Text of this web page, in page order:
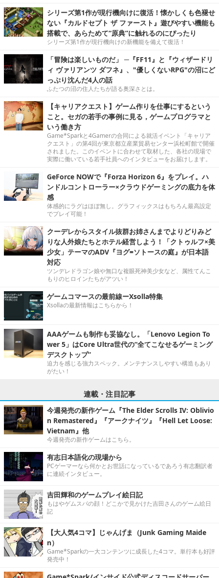
シリーズ第1作が現行機向けに復活！懐かしくも色褪せ
ない『カルドセプト ザ ファースト』遊びやすい機能も
搭載で、あらためて“原典”に触れるのにぴったり
シリーズ第1作が現行機向けの新機能を備えて復活！
「冒険は楽しいものだ」 ─『FF11』と『ウィザードリ
ィ ヴァリアンツ ダフネ』、"優しくないRPG"の沼にど
っぷり沈んだ4人の話
ふたつの沼の住人たちが語る奥深さとは。
【キャリアクエスト】ゲーム作りを仕事にするという
こと。セガの若手の事例に見る，ゲームプログラマと
いう働き方
Game*Sparkと4Gamerの合同による就活イベント「キャリア
クエスト」の第4回が東京都立産業貿易センター浜松町館で開催
されました。このイベントに合わせて取材した、各社の現場で
実際に働いている若手社員へのインタビューをお届けします。
GeForce NOWで『Forza Horizon 6』をプレイ。ハ
ンドルコントローラー×クラウドゲーミングの底力を体
感
体感的にラグはほぼ無し。グラフィックスはもちろん最高設定
でプレイ可能！
クーデレからスタイル抜群お姉さんまでよりどりみど
りな人外娘たちとホテル経営しよう！「クトゥルフ×美
少女」テーマのADV『ヨグ=ソトースの庭』が日本語
対応
ツンデレドラゴン娘や無口な複眼死神美少女など、属性てんこ
もりのヒロインたちがアツい！
ゲームコマースの最前線ーXsolla特集
Xsollaの最新情報はこちらから！
AAAゲームも制作も妥協なし。「Lenovo Legion To
wer 5」はCore Ultra世代の“全てこなせるゲーミング
デスクトップ”
迫力を感じる強力スペック。メンテナンスしやすい構造もあり
がたい！
連載・注目記事
今週発売の新作ゲーム『The Elder Scrolls IV: Oblivio
n Remastered』『アークナイツ』『Hell Let Loose:
Vietnam』他
今週発売の新作ゲームはこちら。
有志日本語化の現場から
PCゲーマーなら何かとお世話になっているであろう有志翻訳者
に連続インタビュー。
吉田輝和のゲームプレイ絵日記
もはやゲムスパの顔！どこかで見かけた吉田さんのゲーム絵日
記
【大人気4コマ】じゃんげま（Junk Gaming Maide
n）
Game*Sparkの一大コンテンツに成長した4コマ。単行本も好評
発売中！